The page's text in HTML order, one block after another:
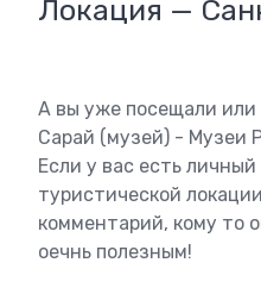
Локация —
А вы уже посещали или
Сарай (музей) - Музеи
Если у вас есть
туристической
комментарий, кому то
оечнь полезным!